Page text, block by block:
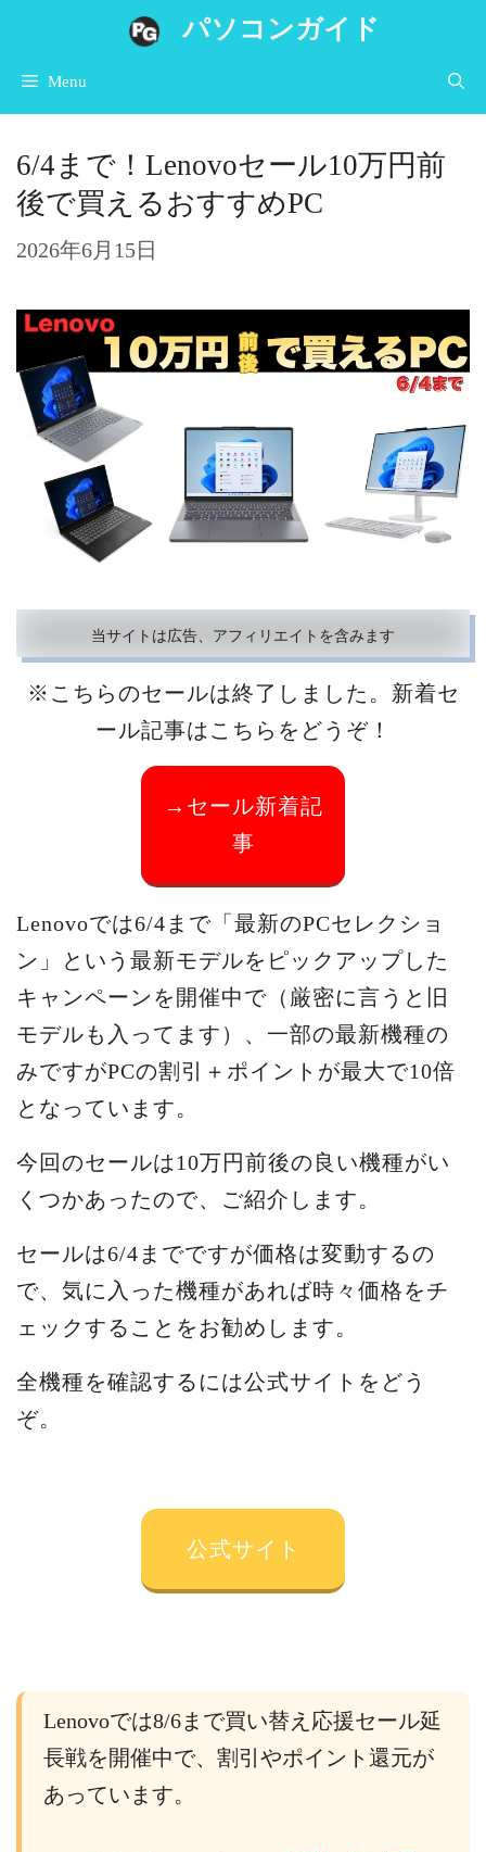
ツ
へ
ス
ッ
パソコンガイド
Menu
6/4まで！Lenovoセール10万円前
後で買えるおすすめPC
2026年6月15日
当サイトは広告、アフィリエイトを含みます
※こちらのセールは終了しました。新着セ
ール記事はこちらをどうぞ！
→セール新着記
事
Lenovoでは6/4まで「最新のPCセレクショ
ン」という最新モデルをピックアップした
キャンペーンを開催中で（厳密に言うと旧
モデルも入ってます）、一部の最新機種の
みですがPCの割引＋ポイントが最大で10倍
となっています。
今回のセールは10万円前後の良い機種がい
くつかあったので、ご紹介します。
セールは6/4までですが価格は変動するの
で、気に入った機種があれば時々価格をチ
ェックすることをお勧めします。
全機種を確認するには公式サイトをどう
ぞ。
公式サイト
Lenovoでは8/6まで買い替え応援セール延
長戦を開催中で、割引やポイント還元が
あっています。